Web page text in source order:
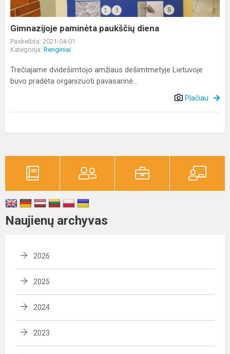
Gimnazijoje paminėta paukščių diena
Paskelbta: 2021-04-01
Kategorija: Renginiai
Trečiajame dvidešimtojo amžiaus dešimtmetyje Lietuvoje
buvo pradėta organizuoti pavasarinė...
Plačiau
Naujienų archyvas
2026
2025
2024
2023